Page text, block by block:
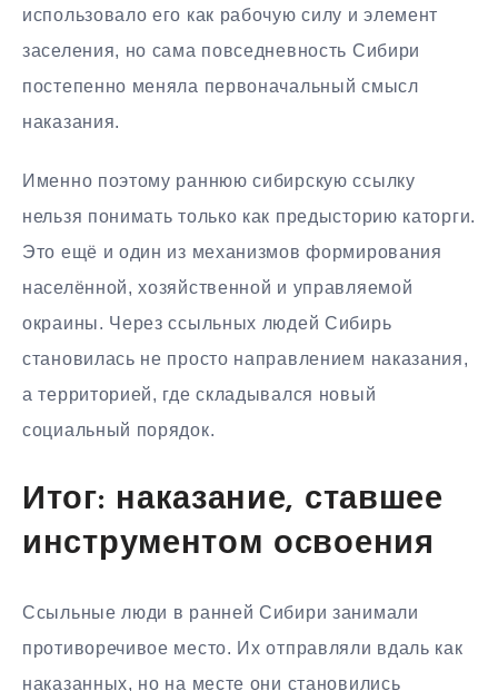
использовало его как рабочую силу и элемент
заселения, но сама повседневность Сибири
постепенно меняла первоначальный смысл
наказания.
Именно поэтому раннюю сибирскую ссылку
нельзя понимать только как предысторию каторги.
Это ещё и один из механизмов формирования
населённой, хозяйственной и управляемой
окраины. Через ссыльных людей Сибирь
становилась не просто направлением наказания,
а территорией, где складывался новый
социальный порядок.
Итог: наказание, ставшее
инструментом освоения
Ссыльные люди в ранней Сибири занимали
противоречивое место. Их отправляли вдаль как
наказанных, но на месте они становились